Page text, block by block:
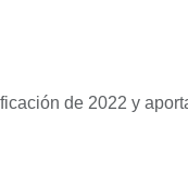
de 2022 y